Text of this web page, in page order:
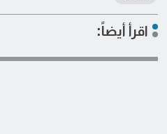
اقرأ أيضاً: